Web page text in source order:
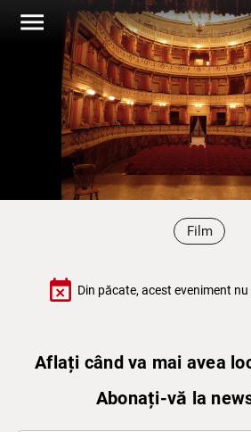
menu
Film
event_busy Din păcate, acest eveniment
Aflați când va mai avea
Abonați-vă la